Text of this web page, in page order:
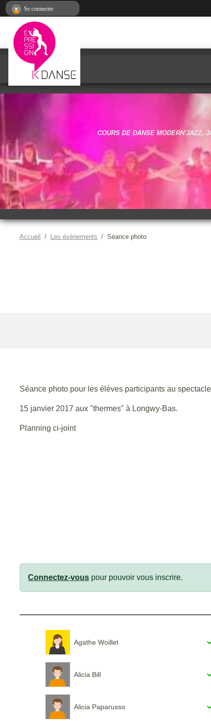
COURS DE DANSE MODERN'JAZZ,
Accueil Les évènements Séance photo
Séance photo pour les élèves participants au
15 janvier 2017 aux "thermes" à Longwy-Bas.
Planning ci-joint
Connectez-vous pour pouvoir vous inscrire.
Agathe Woillet
Alicia Bill
Alicia Paparusso
Se connecter
Panneau de gestion des cookies